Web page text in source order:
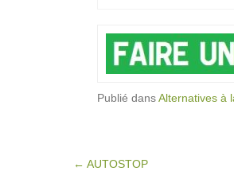
Publié dansAlternatives à
Post navigation
← AUTOSTOP